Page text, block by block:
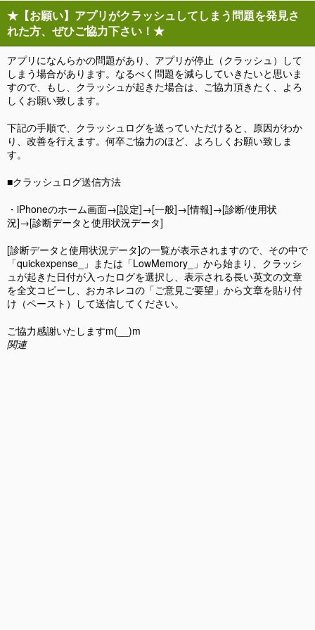
★【お願い】アプリがクラッシュしてしまう問題を発見さ
れた方、ぜひご協力下さい！★
アプリになんらかの問題があり、アプリが停止（クラッシュ）して
しまう場合があります。なるべく問題を減らしていきたいと思いま
すので、もし、クラッシュが起きた場合は、ご協力頂きたく、よろ
しくお願い致します。
下記の手順で、クラッシュログを送っていただけると、原因がわか
り、改善を行えます。何卒ご協力のほど、よろしくお願い致しま
す。
■クラッシュログ送信方法
・iPhoneのホーム画面→[設定]→[一般]→[情報]→[診断/使用状
況]→[診断データと使用状況データ]
[診断データと使用状況データ]の一覧が表示されますので、その中で
「quickexpense_」または「LowMemory_」から始まり、クラッシ
ュが起きた日付が入ったログを選択し、表示される長い英文の文章
を全文コピーし、おカネレコの「ご意見ご要望」から文章を貼り付
け（ペースト）して送信してください。
ご協力感謝いたしますm(__)m
関連